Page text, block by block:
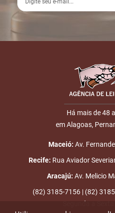
Há mais de 48
em Alagoas,
Maceió: Av.
Recife: Rua Aviador
Aracajú: Av. Melicio
(82) 3185-7156 | (82)
Segunda a